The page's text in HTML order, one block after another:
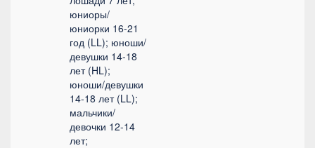
юниоры/
юниорки 16-21
год (LL); юноши/
девушки 14-18
лет (HL);
юноши/девушки
14-18 лет (LL);
мальчики/
девочки 12-14
лет;